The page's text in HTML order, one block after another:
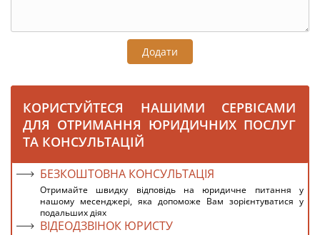
Додати
КОРИСТУЙТЕСЯ НАШИМИ СЕРВІСАМИ
ДЛЯ ОТРИМАННЯ ЮРИДИЧНИХ ПОСЛУГ
ТА КОНСУЛЬТАЦІЙ
БЕЗКОШТОВНА КОНСУЛЬТАЦІЯ
Отримайте швидку відповідь на юридичне питання у
нашому месенджері, яка допоможе Вам зорієнтуватися у
подальших діях
ВІДЕОДЗВІНОК ЮРИСТУ